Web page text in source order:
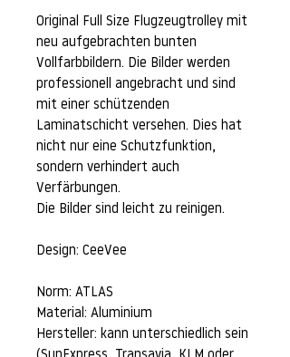
Original Full Size Flugzeugtrolley mit
neu aufgebrachten bunten
Vollfarbbildern. Die Bilder werden
professionell angebracht und sind
mit einer schützenden
Laminatschicht versehen. Dies hat
nicht nur eine Schutzfunktion,
sondern verhindert auch
Verfärbungen.
Die Bilder sind leicht zu reinigen.
Design: CeeVee
Norm: ATLAS
Material: Aluminium
Hersteller: kann unterschiedlich sein